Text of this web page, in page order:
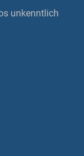
unkenntlich